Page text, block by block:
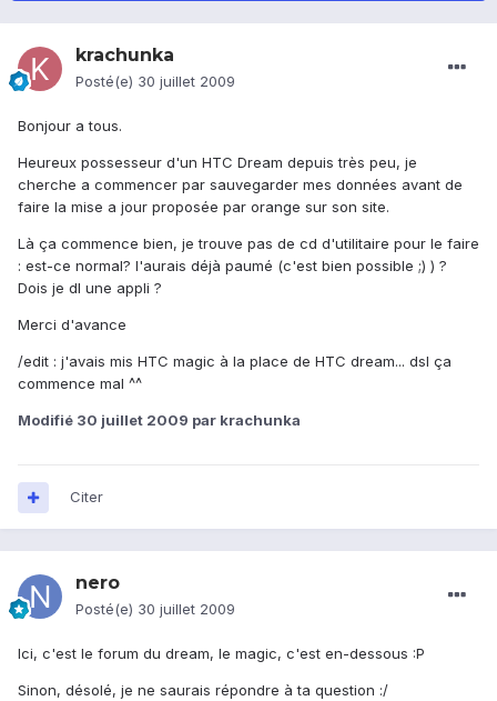
krachunka
Posté(e) 30 juillet 2009
Bonjour a tous.
Heureux possesseur d'un HTC Dream depuis très peu, je
cherche a commencer par sauvegarder mes données avant de
faire la mise a jour proposée par orange sur son site.
Là ça commence bien, je trouve pas de cd d'utilitaire pour le faire
: est-ce normal? l'aurais déjà paumé (c'est bien possible ;) ) ?
Dois je dl une appli ?
Merci d'avance
/edit : j'avais mis HTC magic à la place de HTC dream... dsl ça
commence mal ^^
Modifié 30 juillet 2009 par krachunka
Citer
nero
Posté(e) 30 juillet 2009
Ici, c'est le forum du dream, le magic, c'est en-dessous :P
Sinon, désolé, je ne saurais répondre à ta question :/